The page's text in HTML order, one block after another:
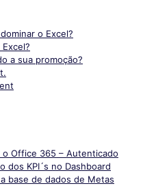
o Excel?
a sua promoção?
o Office 365 – Autenticado
dos KPI´s no Dashboard
base de dados de Metas